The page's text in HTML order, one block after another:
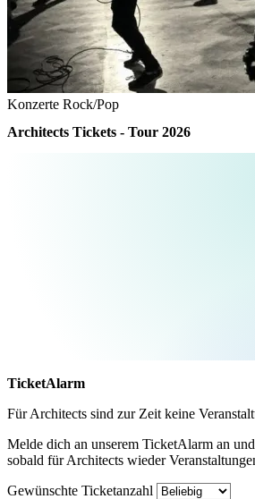
Konzerte Rock/Pop
Architects Tickets - Tour 2026
TicketAlarm
FürArchitects sind zur Zeit keine
Melde dich an unserem TicketAlarm an
sobald fürArchitects wieder
Gewünschte Ticketanzahl